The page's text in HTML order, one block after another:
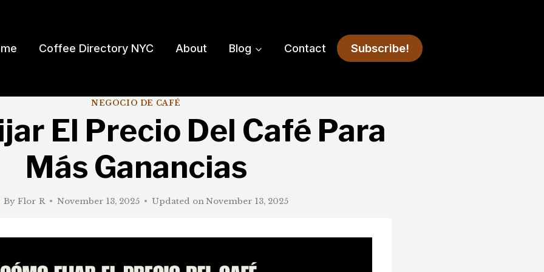
Coffee Directory NYC About Blog Contact Subscribe!
NEGOCIO DE CAFÉ
El Precio Del Café Para
Más Ganancias
By Flor R November 13, 2025 Updated on November 13, 2025